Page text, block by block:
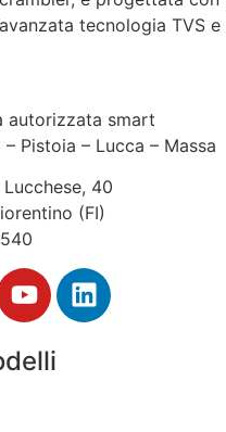
tecnologia TVS
autorizzata smart
Pistoia – Lucca – Massa
40
(FI)